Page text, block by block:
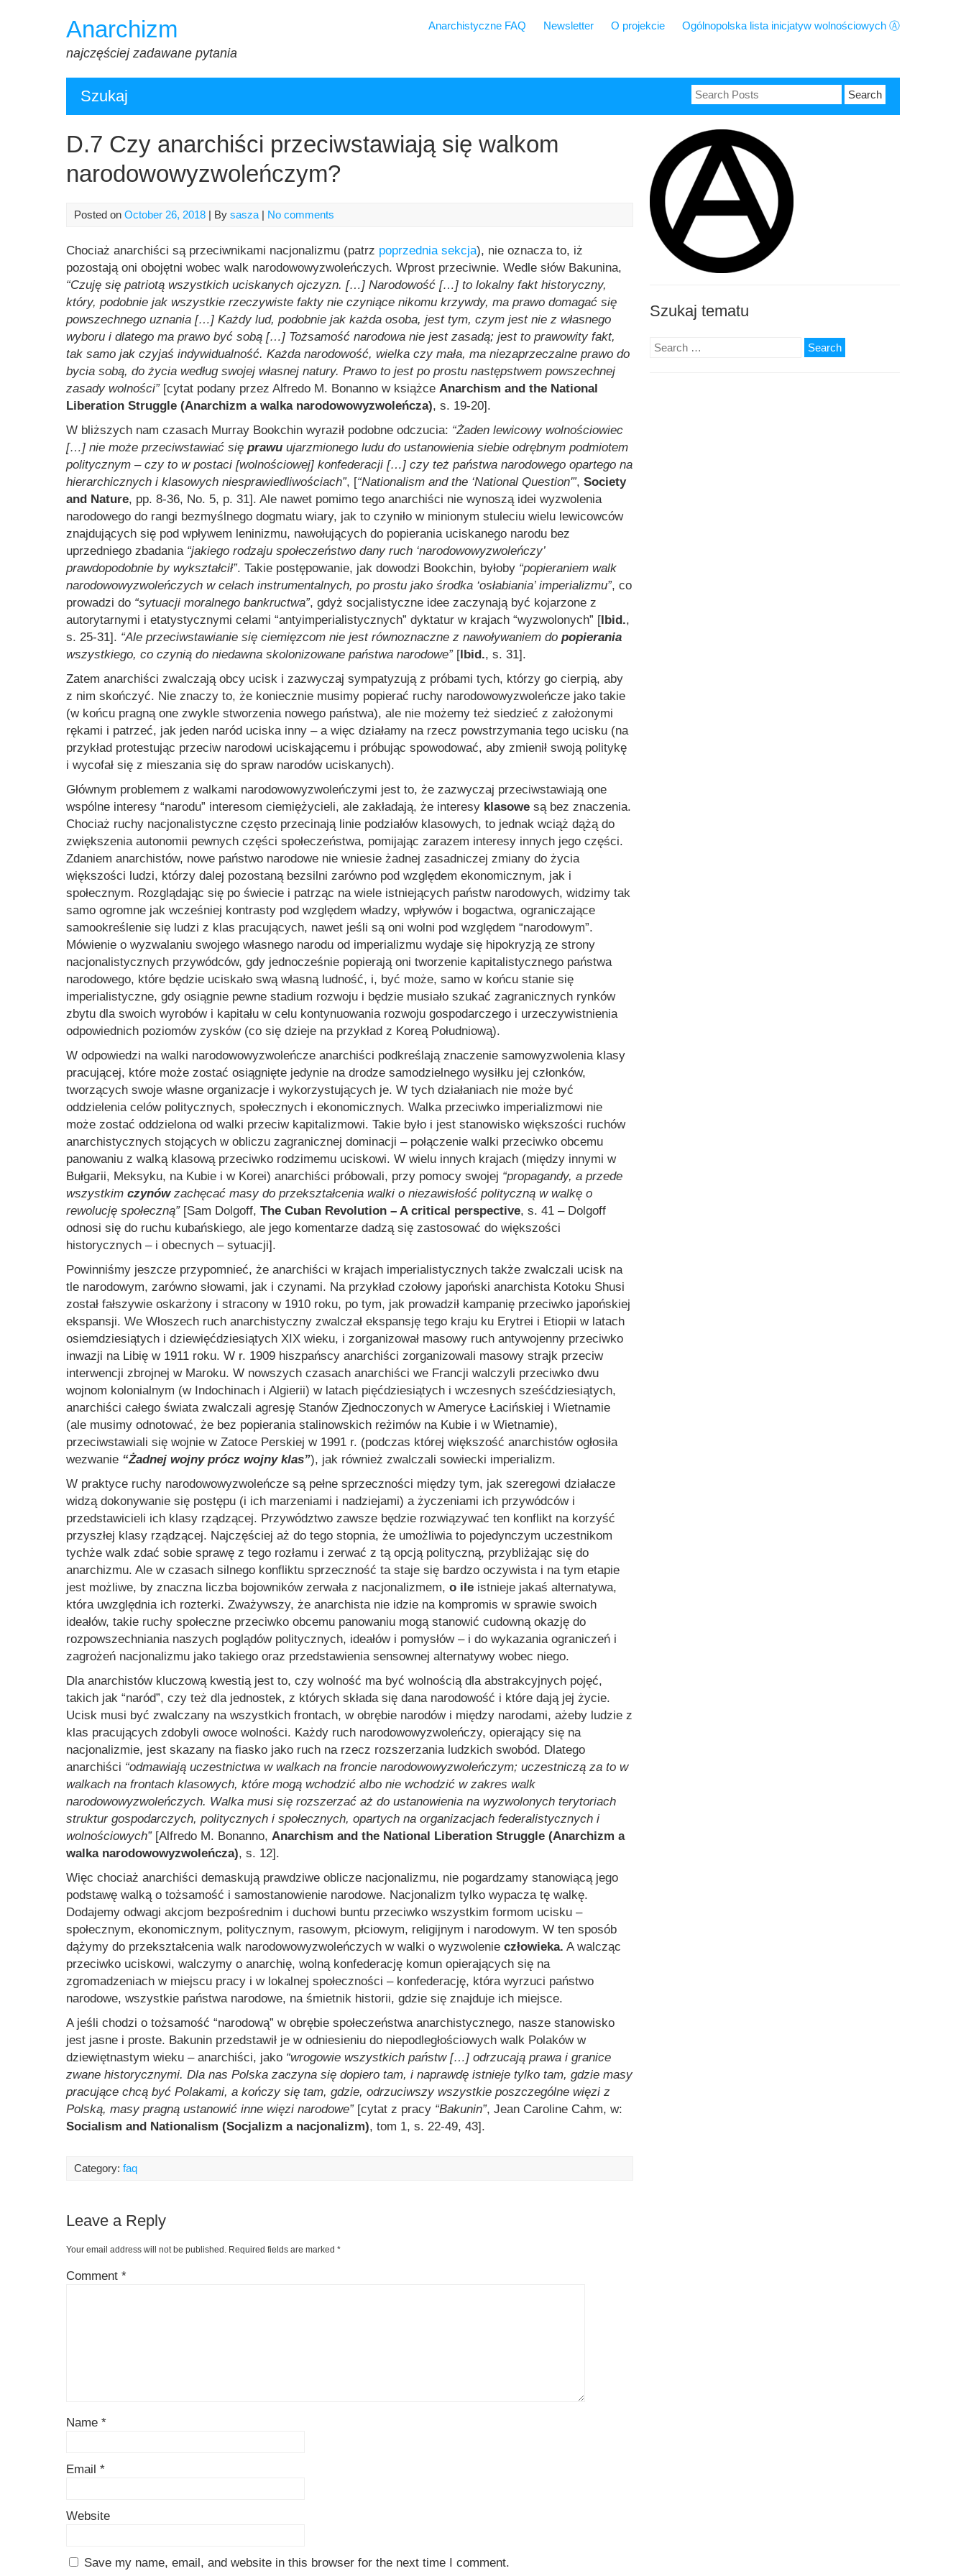
Anarchizm
najczęściej zadawane pytania
Anarchistyczne FAQ Newsletter O projekcie Ogólnopolska lista inicjatyw wolnościowych Ⓐ
Szukaj
Search
for:
D.7 Czy anarchiści przeciwstawiają się walkom
narodowowyzwoleńczym?
Posted on October 26, 2018 | By sasza | No comments
Chociaż anarchiści są przeciwnikami nacjonalizmu (patrz poprzednia sekcja), nie oznacza to, iż
pozostają oni obojętni wobec walk narodowowyzwoleńczych. Wprost przeciwnie. Wedle słów Bakunina,
“Czuję się patriotą wszystkich uciskanych ojczyzn. […] Narodowość […] to lokalny fakt historyczny,
który, podobnie jak wszystkie rzeczywiste fakty nie czyniące nikomu krzywdy, ma prawo domagać się
powszechnego uznania […] Każdy lud, podobnie jak każda osoba, jest tym, czym jest nie z własnego
wyboru i dlatego ma prawo być sobą […] Tożsamość narodowa nie jest zasadą; jest to prawowity fakt,
tak samo jak czyjaś indywidualność. Każda narodowość, wielka czy mała, ma niezaprzeczalne prawo do
bycia sobą, do życia według swojej własnej natury. Prawo to jest po prostu następstwem powszechnej
zasady wolności”[cytat podany przez Alfredo M. Bonanno w książce Anarchism and the National
Liberation Struggle (Anarchizm a walka narodowowyzwoleńcza), s. 19-20].
W bliższych nam czasach Murray Bookchin wyraził podobne odczucia: “Żaden lewicowy wolnościowiec
[…] nie może przeciwstawiać się prawu ujarzmionego ludu do ustanowienia siebie odrębnym podmiotem
politycznym – czy to w postaci [wolnościowej] konfederacji […] czy też państwa narodowego opartego na
hierarchicznych i klasowych niesprawiedliwościach”, [“Nationalism and the ‘National Question'”, Society
and Nature, pp. 8-36, No. 5, p. 31]. Ale nawet pomimo tego anarchiści nie wynoszą idei wyzwolenia
narodowego do rangi bezmyślnego dogmatu wiary, jak to czyniło w minionym stuleciu wielu lewicowców
znajdujących się pod wpływem leninizmu, nawołujących do popierania uciskanego narodu bez
uprzedniego zbadania “jakiego rodzaju społeczeństwo dany ruch ‘narodowowyzwoleńczy’
prawdopodobnie by wykształcił”. Takie postępowanie, jak dowodzi Bookchin, byłoby “popieraniem walk
narodowowyzwoleńczych w celach instrumentalnych, po prostu jako środka ‘osłabiania’ imperializmu”, co
prowadzi do “sytuacji moralnego bankructwa”, gdyż socjalistyczne idee zaczynają być kojarzone z
autorytarnymi i etatystycznymi celami “antyimperialistycznych” dyktatur w krajach “wyzwolonych” [Ibid.,
s. 25-31]. “Ale przeciwstawianie się ciemięzcom nie jest równoznaczne z nawoływaniem do popierania
wszystkiego, co czynią do niedawna skolonizowane państwa narodowe”[Ibid., s. 31].
Zatem anarchiści zwalczają obcy ucisk i zazwyczaj sympatyzują z próbami tych, którzy go cierpią, aby
z nim skończyć. Nie znaczy to, że koniecznie musimy popierać ruchy narodowowyzwoleńcze jako takie
(w końcu pragną one zwykle stworzenia nowego państwa), ale nie możemy też siedzieć z założonymi
rękami i patrzeć, jak jeden naród uciska inny – a więc działamy na rzecz powstrzymania tego ucisku (na
przykład protestując przeciw narodowi uciskającemu i próbując spowodować, aby zmienił swoją politykę
i wycofał się z mieszania się do spraw narodów uciskanych).
Głównym problemem z walkami narodowowyzwoleńczymi jest to, że zazwyczaj przeciwstawiają one
wspólne interesy “narodu” interesom ciemiężycieli, ale zakładają, że interesy klasowe są bez znaczenia.
Chociaż ruchy nacjonalistyczne często przecinają linie podziałów klasowych, to jednak wciąż dążą do
zwiększenia autonomii pewnych części społeczeństwa, pomijając zarazem interesy innych jego części.
Zdaniem anarchistów, nowe państwo narodowe nie wniesie żadnej zasadniczej zmiany do życia
większości ludzi, którzy dalej pozostaną bezsilni zarówno pod względem ekonomicznym, jak i
społecznym. Rozglądając się po świecie i patrząc na wiele istniejących państw narodowych, widzimy tak
samo ogromne jak wcześniej kontrasty pod względem władzy, wpływów i bogactwa, ograniczające
samookreślenie się ludzi z klas pracujących, nawet jeśli są oni wolni pod względem “narodowym”.
Mówienie o wyzwalaniu swojego własnego narodu od imperializmu wydaje się hipokryzją ze strony
nacjonalistycznych przywódców, gdy jednocześnie popierają oni tworzenie kapitalistycznego państwa
narodowego, które będzie uciskało swą własną ludność, i, być może, samo w końcu stanie się
imperialistyczne, gdy osiągnie pewne stadium rozwoju i będzie musiało szukać zagranicznych rynków
zbytu dla swoich wyrobów i kapitału w celu kontynuowania rozwoju gospodarczego i urzeczywistnienia
odpowiednich poziomów zysków (co się dzieje na przykład z Koreą Południową).
W odpowiedzi na walki narodowowyzwoleńcze anarchiści podkreślają znaczenie samowyzwolenia klasy
pracującej, które może zostać osiągnięte jedynie na drodze samodzielnego wysiłku jej członków,
tworzących swoje własne organizacje i wykorzystujących je. W tych działaniach nie może być
oddzielenia celów politycznych, społecznych i ekonomicznych. Walka przeciwko imperializmowi nie
może zostać oddzielona od walki przeciw kapitalizmowi. Takie było i jest stanowisko większości ruchów
anarchistycznych stojących w obliczu zagranicznej dominacji – połączenie walki przeciwko obcemu
panowaniu z walką klasową przeciwko rodzimemu uciskowi. W wielu innych krajach (między innymi w
Bułgarii, Meksyku, na Kubie i w Korei) anarchiści próbowali, przy pomocy swojej “propagandy, a przede
wszystkim czynów zachęcać masy do przekształcenia walki o niezawisłość polityczną w walkę o
rewolucję społeczną”[Sam Dolgoff, The Cuban Revolution – A critical perspective, s. 41 – Dolgoff
odnosi się do ruchu kubańskiego, ale jego komentarze dadzą się zastosować do większości
historycznych – i obecnych – sytuacji].
Powinniśmy jeszcze przypomnieć, że anarchiści w krajach imperialistycznych także zwalczali ucisk na
tle narodowym, zarówno słowami, jak i czynami. Na przykład czołowy japoński anarchista Kotoku Shusi
został fałszywie oskarżony i stracony w 1910 roku, po tym, jak prowadził kampanię przeciwko japońskiej
ekspansji. We Włoszech ruch anarchistyczny zwalczał ekspansję tego kraju ku Erytrei i Etiopii w latach
osiemdziesiątych i dziewięćdziesiątych XIX wieku, i zorganizował masowy ruch antywojenny przeciwko
inwazji na Libię w 1911 roku. W r. 1909 hiszpańscy anarchiści zorganizowali masowy strajk przeciw
interwencji zbrojnej w Maroku. W nowszych czasach anarchiści we Francji walczyli przeciwko dwu
wojnom kolonialnym (w Indochinach i Algierii) w latach pięćdziesiątych i wczesnych sześćdziesiątych,
anarchiści całego świata zwalczali agresję Stanów Zjednoczonych w Ameryce Łacińskiej i Wietnamie
(ale musimy odnotować, że bez popierania stalinowskich reżimów na Kubie i w Wietnamie),
przeciwstawiali się wojnie w Zatoce Perskiej w 1991 r. (podczas której większość anarchistów ogłosiła
wezwanie “Żadnej wojny prócz wojny klas”), jak również zwalczali sowiecki imperializm.
W praktyce ruchy narodowowyzwoleńcze są pełne sprzeczności między tym, jak szeregowi działacze
widzą dokonywanie się postępu (i ich marzeniami i nadziejami) a życzeniami ich przywódców i
przedstawicieli ich klasy rządzącej. Przywództwo zawsze będzie rozwiązywać ten konflikt na korzyść
przyszłej klasy rządzącej. Najczęściej aż do tego stopnia, że umożliwia to pojedynczym uczestnikom
tychże walk zdać sobie sprawę z tego rozłamu i zerwać z tą opcją polityczną, przybliżając się do
anarchizmu. Ale w czasach silnego konfliktu sprzeczność ta staje się bardzo oczywista i na tym etapie
jest możliwe, by znaczna liczba bojowników zerwała z nacjonalizmem, o ile istnieje jakaś alternatywa,
która uwzględnia ich rozterki. Zważywszy, że anarchista nie idzie na kompromis w sprawie swoich
ideałów, takie ruchy społeczne przeciwko obcemu panowaniu mogą stanowić cudowną okazję do
rozpowszechniania naszych poglądów politycznych, ideałów i pomysłów – i do wykazania ograniczeń i
zagrożeń nacjonalizmu jako takiego oraz przedstawienia sensownej alternatywy wobec niego.
Dla anarchistów kluczową kwestią jest to, czy wolność ma być wolnością dla abstrakcyjnych pojęć,
takich jak “naród”, czy też dla jednostek, z których składa się dana narodowość i które dają jej życie.
Ucisk musi być zwalczany na wszystkich frontach, w obrębie narodów i między narodami, ażeby ludzie z
klas pracujących zdobyli owoce wolności. Każdy ruch narodowowyzwoleńczy, opierający się na
nacjonalizmie, jest skazany na fiasko jako ruch na rzecz rozszerzania ludzkich swobód. Dlatego
anarchiści “odmawiają uczestnictwa w walkach na froncie narodowowyzwoleńczym; uczestniczą za to w
walkach na frontach klasowych, które mogą wchodzić albo nie wchodzić w zakres walk
narodowowyzwoleńczych. Walka musi się rozszerzać aż do ustanowienia na wyzwolonych terytoriach
struktur gospodarczych, politycznych i społecznych, opartych na organizacjach federalistycznych i
wolnościowych”[Alfredo M. Bonanno, Anarchism and the National Liberation Struggle (Anarchizm a
walka narodowowyzwoleńcza), s. 12].
Więc chociaż anarchiści demaskują prawdziwe oblicze nacjonalizmu, nie pogardzamy stanowiącą jego
podstawę walką o tożsamość i samostanowienie narodowe. Nacjonalizm tylko wypacza tę walkę.
Dodajemy odwagi akcjom bezpośrednim i duchowi buntu przeciwko wszystkim formom ucisku –
społecznym, ekonomicznym, politycznym, rasowym, płciowym, religijnym i narodowym. W ten sposób
dążymy do przekształcenia walk narodowowyzwoleńczych w walki o wyzwolenie człowieka. A walcząc
przeciwko uciskowi, walczymy o anarchię, wolną konfederację komun opierających się na
zgromadzeniach w miejscu pracy i w lokalnej społeczności – konfederację, która wyrzuci państwo
narodowe, wszystkie państwa narodowe, na śmietnik historii, gdzie się znajduje ich miejsce.
A jeśli chodzi o tożsamość “narodową” w obrębie społeczeństwa anarchistycznego, nasze stanowisko
jest jasne i proste. Bakunin przedstawił je w odniesieniu do niepodległościowych walk Polaków w
dziewiętnastym wieku – anarchiści, jako “wrogowie wszystkich państw […] odrzucają prawa i granice
zwane historycznymi. Dla nas Polska zaczyna się dopiero tam, i naprawdę istnieje tylko tam, gdzie masy
pracujące chcą być Polakami, a kończy się tam, gdzie, odrzuciwszy wszystkie poszczególne więzi z
Polską, masy pragną ustanowić inne więzi narodowe”[cytat z pracy “Bakunin”, Jean Caroline Cahm, w:
Socialism and Nationalism (Socjalizm a nacjonalizm), tom 1, s. 22-49, 43].
Category: faq
Leave a Reply
Your email address will not be published. Required fields are marked *
Comment *
Name *
Email *
Website
Save my name, email, and website in this browser for the next time I comment.
Szukaj tematu
Search